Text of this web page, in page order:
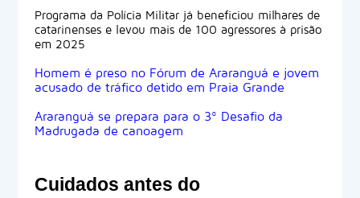
Programa da Polícia Militar já beneficiou milhares de
catarinenses e levou mais de 100 agressores à prisão
em 2025
Homem é preso no Fórum de Araranguá e jovem
acusado de tráfico detido em Praia Grande
Araranguá se prepara para o 3º Desafio da
Madrugada de canoagem
Cuidados antes do